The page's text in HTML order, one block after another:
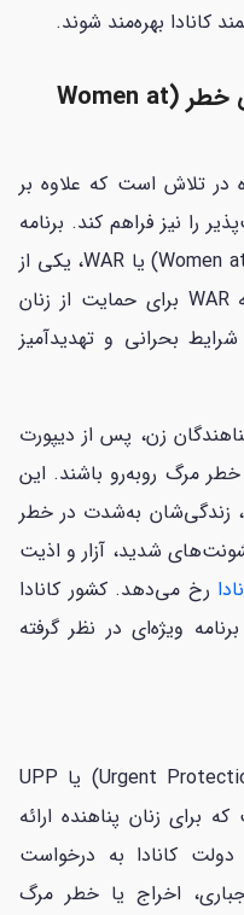
کانادا بهره‌مند شوند.
برنامه حمایتی زنان در معرض خطر (Women at
در تلاش است که علاوه بر
را نیز فراهم کند. برنامه
حمایتی زنان در معرض خطر (Women at Risk) یا WAR، یکی از
همین برنامه‌های ویژه است. برنامه WAR برای حمایت از زنان
بحرانی و تهدیدآمیز
زن، پس از دیپورت
مرگ روبه‌رو باشند. این
زندگی‌شان به‌شدت در خطر
شدید، آزار و اذیت
رخ می‌دهد. کشور کانادا
ویژه‌ای در نظر گرفته
برنامه حفاظت فوری (Urgent Protection Program) یا UPP
برای زنان پناهنده ارائه
کانادا به درخواست
اخراج یا خطر مرگ